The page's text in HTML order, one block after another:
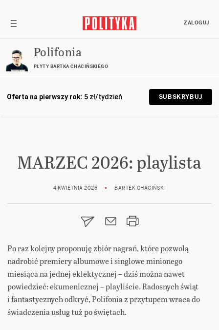
ZALOGUJ
Polifonia
PŁYTY BARTKA CHACIŃSKIEGO
Oferta na pierwszy rok: 5 zł/tydzień SUBSKRYBUJ
MARZEC 2026: playlista
4 KWIETNIA 2026 BARTEK CHACIŃSKI
Po raz kolejny proponuję zbiór nagrań, które pozwolą
nadrobić premiery albumowe i singlowe minionego
miesiąca na jednej eklektycznej – dziś można nawet
powiedzieć: ekumenicznej – playliście. Radosnych świąt
i fantastycznych odkryć, Polifonia z przytupem wraca do
świadczenia usług tuż po świętach.